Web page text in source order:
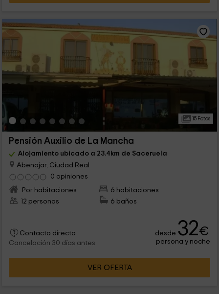
15 Fotos
Pensión Auxilio de La Mancha
Alojamiento ubicado a 23.4km de Saceruela
Abenojar, Ciudad Real
0 opiniones
Por habitaciones
6 habitaciones
12 personas
6 baños
Contacto directo
Cancelación 30 días antes
desde 32€
persona y noche
VER OFERTA